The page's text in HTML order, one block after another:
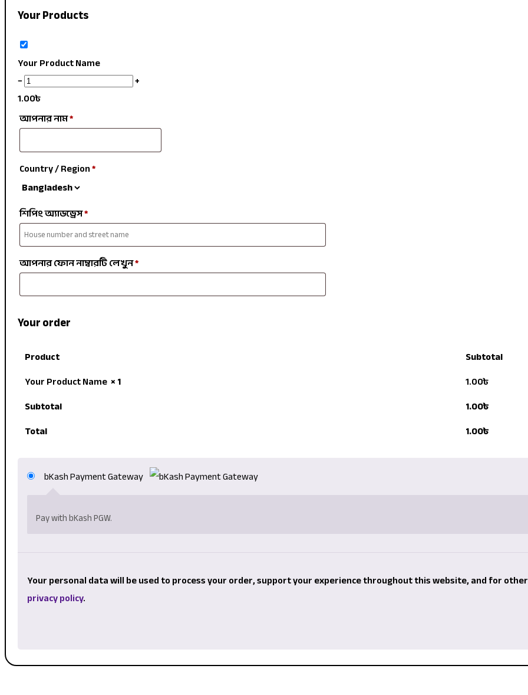
Your Products
Your Product Name
−
+
1.00৳
আপনার নাম*
Country / Region*
শিপিং অ্যাডড্রেস*
আপনার ফোন নাম্বারটি লেখুন*
Your order
Product
Subtotal
Your Product Name × 1 1.00৳
Subtotal
1.00৳
Total
1.00৳
bKash Payment Gateway
Pay with bKash PGW.
Your personal data will be used to process your order, support your experience throughout this website, and for
privacy policy.